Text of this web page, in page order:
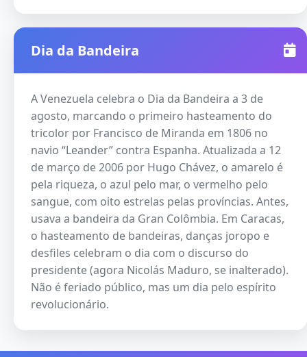
Dia da Bandeira
A Venezuela celebra o Dia da Bandeira a 3 de
agosto, marcando o primeiro hasteamento do
tricolor por Francisco de Miranda em 1806 no
navio “Leander” contra Espanha. Atualizada a 12
de março de 2006 por Hugo Chávez, o amarelo é
pela riqueza, o azul pelo mar, o vermelho pelo
sangue, com oito estrelas pelas províncias. Antes,
usava a bandeira da Gran Colômbia. Em Caracas,
o hasteamento de bandeiras, danças joropo e
desfiles celebram o dia com o discurso do
presidente (agora Nicolás Maduro, se inalterado).
Não é feriado público, mas um dia pelo espírito
revolucionário.